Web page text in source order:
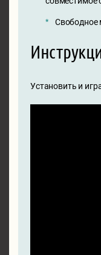
Свободное
Установить и